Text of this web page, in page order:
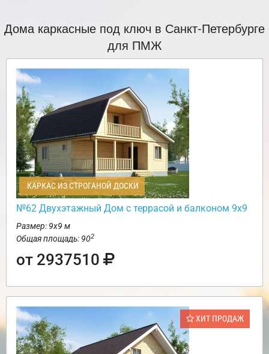
Дома каркасные под ключ в Санкт-Петербурге
для ПМЖ
КАРКАС ИЗ СТРОГАНОЙ ДОСКИ
№62 Двухэтажный Дом с террасой и балконом 9х9
Размер: 9х9 м
Общая площадь: 902
от 2937510
ХИТ ПРОДАЖ